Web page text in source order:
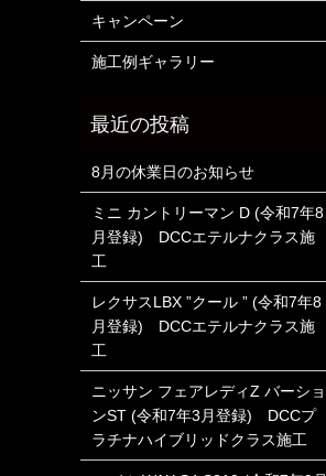
キャンペーン
施工例ギャラリー
8月の休業日のお知らせ
ミニ カントリーマン D (令和7年8
月登録) DCCエテルナクラス施
工
レクサスLBX ”クール ” (令和7年8
月登録) DCCエテルナクラス施
工
ニッサン フェアレディZ バーショ
ンST (令和7年3月登録) DCCプ
ラチナハイブリッドクラス施工